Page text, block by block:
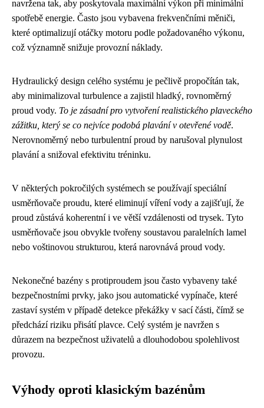
navržena tak, aby poskytovala maximální výkon při minimální
spotřebě energie. Často jsou vybavena frekvenčními měniči,
které optimalizují otáčky motoru podle požadovaného výkonu,
což významně snižuje provozní náklady.
Hydraulický design celého systému je pečlivě propočítán tak,
aby minimalizoval turbulence a zajistil hladký, rovnoměrný
proud vody. To je zásadní pro vytvoření realistického plaveckého
zážitku, který se co nejvíce podobá plavání v otevřené vodě.
Nerovnoměrný nebo turbulentní proud by narušoval plynulost
plavání a snižoval efektivitu tréninku.
V některých pokročilých systémech se používají speciální
usměrňovače proudu, které eliminují víření vody a zajišťují, že
proud zůstává koherentní i ve větší vzdálenosti od trysek. Tyto
usměrňovače jsou obvykle tvořeny soustavou paralelních lamel
nebo voštinovou strukturou, která narovnává proud vody.
Nekonečné bazény s protiproudem jsou často vybaveny také
bezpečnostními prvky, jako jsou automatické vypínače, které
zastaví systém v případě detekce překážky v sací části, čímž se
předchází riziku přisátí plavce. Celý systém je navržen s
důrazem na bezpečnost uživatelů a dlouhodobou spolehlivost
provozu.
Výhody oproti klasickým bazénům